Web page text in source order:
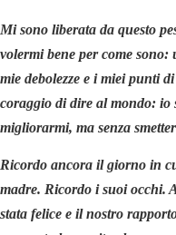
Mi sono liberata da questo
volermi bene per come
mie debolezze e i miei punti
coraggio di dire al mondo: io
migliorarmi, ma senza
Ricordo ancora il giorno in
madre. Ricordo i suoi occhi.
stata felice e il nostro